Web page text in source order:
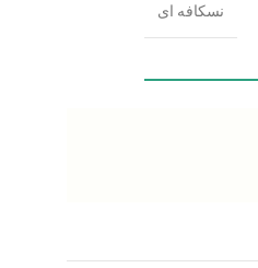
نسکافه ای